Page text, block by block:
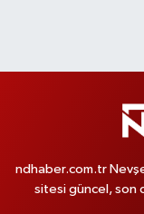
ndhaber.com.tr
sitesi güncel, son